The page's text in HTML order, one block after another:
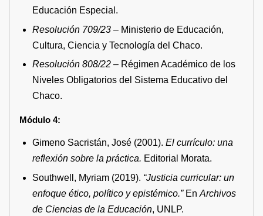
Educación Especial.
Resolución 709/23 – Ministerio de Educación,
Cultura, Ciencia y Tecnología del Chaco.
Resolución 808/22 – Régimen Académico de los
Niveles Obligatorios del Sistema Educativo del
Chaco.
Módulo 4:
Gimeno Sacristán, José (2001).El currículo: una
reflexión sobre la práctica. Editorial Morata.
Southwell, Myriam (2019). “Justicia curricular: un
enfoque ético, político y epistémico.”EnArchivos
de Ciencias de la Educación, UNLP.